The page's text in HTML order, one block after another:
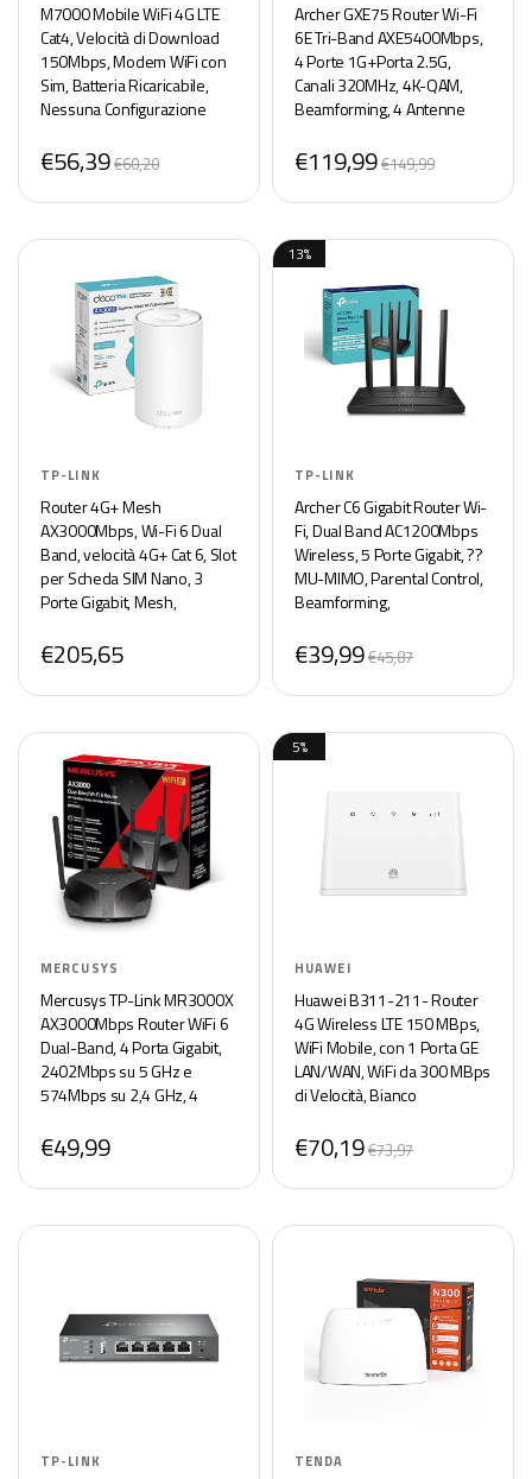
M7000 Mobile WiFi 4G LTE
Cat4, Velocità di Download
150Mbps, Modem WiFi con
Sim, Batteria Ricaricabile,
Nessuna Configurazione
Premio Red Dot Design
€56,39€60,20
Archer GXE75 Router Wi-Fi
6E Tri-Band AXE5400Mbps,
4 Porte 1G+Porta 2.5G,
Canali 320MHz, 4K-QAM,
Beamforming, 4 Antenne
Compatible con EasyMesh,
Alexa,non supporta xDSL
€119,99€149,99
TP-LINK
Router 4G+ Mesh
AX3000Mbps, Wi-Fi 6 Dual
Band, velocità 4G+ Cat 6, Slot
per Scheda SIM Nano, 3
Porte Gigabit, Mesh,
Alexa, Deco X50-4G(1-Pack)
€205,65
TP-LINK
Archer C6 Gigabit Router Wi-
Fi, Dual Band AC1200Mbps
Wireless, 5 Porte Gigabit, ??
MU-MIMO, Parental Control,
Beamforming,
Supporto IPTV, IPv6, WPS,
non supporta xDSL
€39,99€45,87
13%
MERCUSYS
Mercusys TP-Link MR3000X
AX3000Mbps Router WiFi 6
Dual-Band, 4 Porta Gigabit,
2402Mbps su 5 GHz e
574Mbps su 2,4 GHz, 4
OFDMA, WPA3, Canali da
160MHz,VPN, non supporta
xDSL
€49,99
HUAWEI
Huawei B311-211- Router
4G Wireless LTE 150 MBps,
WiFi Mobile, con 1 Porta GE
LAN/WAN, WiFi da 300 MBps
di Velocità, Bianco
€70,19€73,97
5%
TP-LINK TENDA